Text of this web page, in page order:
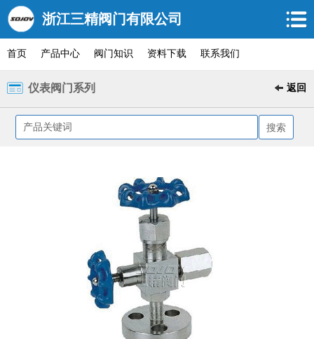
浙江三精阀门有限公司
首页 产品中心 阀门知识 资料下载 联系我们
仪表阀门系列 返回